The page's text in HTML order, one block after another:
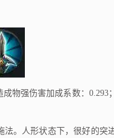
强伤害加成系数：0.293
。人形状态下，很好的突